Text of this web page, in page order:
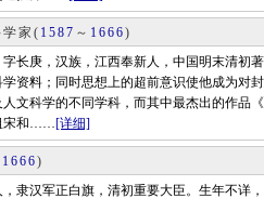
家 ( 1587 ～ 1666)
庚，汉族，江西奉新人，中国明末清初
资料；同时思想上的超前意识使他成为对
文科学的不同学科，而其中最杰出的作品
宋和……[详细]
1666)
汉军正白旗，清初重要大臣。生年不详